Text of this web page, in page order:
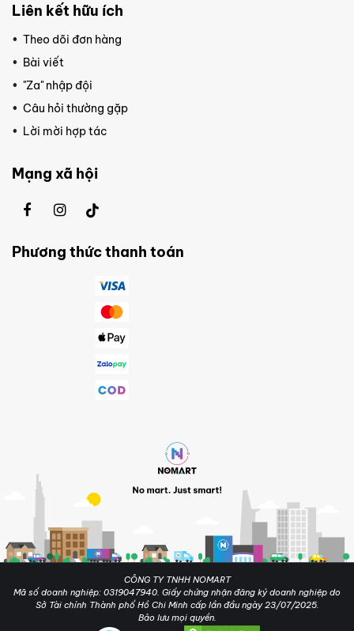
Liên kết hữu ích
Theo dõi đơn hàng
Bài viết
"Za" nhập đội
Câu hỏi thường gặp
Lời mời hợp tác
Mạng xã hội
Phương thức thanh toán
CÔNG TY TNHH NOMART
Mã số doanh nghiệp: 0319047940. Giấy chứng nhận đăng ký doanh nghiệp do
Sở Tài chính Thành phố Hồ Chi Minh cấp lần đầu ngày 23/07/2025.
Bảo lưu mọi quyền.